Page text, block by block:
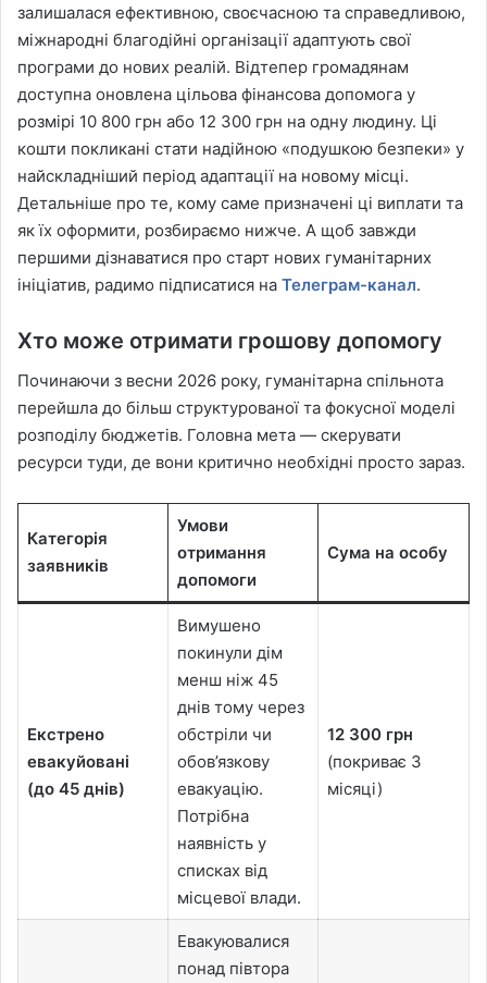
залишалася ефективною, своєчасною та справедливою,
міжнародні благодійні організації адаптують свої
програми до нових реалій. Відтепер громадянам
доступна оновлена цільова фінансова допомога у
розмірі 10 800 грн або 12 300 грн на одну людину. Ці
кошти покликані стати надійною «подушкою безпеки» у
найскладніший період адаптації на новому місці.
Детальніше про те, кому саме призначені ці виплати та
як їх оформити, розбираємо нижче. А щоб завжди
першими дізнаватися про старт нових гуманітарних
ініціатив, радимо підписатися на Телеграм-канал.
Хто може отримати грошову допомогу
Починаючи з весни 2026 року, гуманітарна спільнота
перейшла до більш структурованої та фокусної моделі
розподілу бюджетів. Головна мета — скерувати
ресурси туди, де вони критично необхідні просто зараз.
Категорія
заявників
Умови
отримання
допомоги
Сума на особу
Екстрено
евакуйовані
(до 45 днів)
Вимушено
покинули дім
менш ніж 45
днів тому через
обстріли чи
обов’язкову
евакуацію.
Потрібна
наявність у
списках від
місцевої влади.
12 300 грн
(покриває 3
місяці)
Евакуювалися
понад півтора